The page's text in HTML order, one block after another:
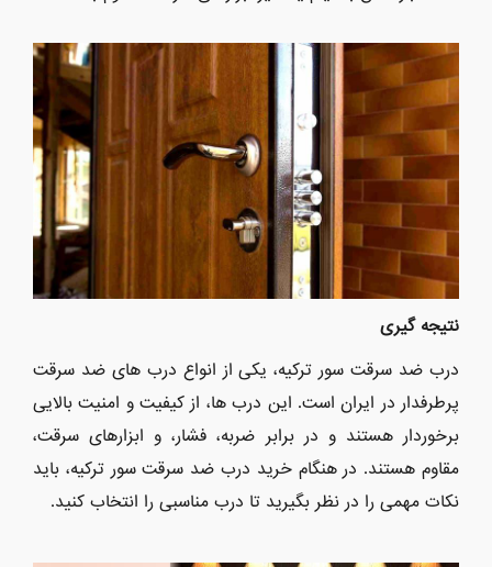
نتیجه گیری
درب ضد سرقت سور ترکیه، یکی از انواع درب های ضد سرقت
پرطرفدار در ایران است. این درب ها، از کیفیت و امنیت بالایی
برخوردار هستند و در برابر ضربه، فشار، و ابزارهای سرقت،
مقاوم هستند. در هنگام خرید درب ضد سرقت سور ترکیه، باید
نکات مهمی را در نظر بگیرید تا درب مناسبی را انتخاب کنید.